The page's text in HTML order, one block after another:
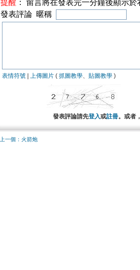
提醒 ： 留言將在發表完一分鐘後顯示
發表評論 暱稱
表情符號 上傳圖片 ( 抓圖教學、 貼圖教學 )
發表評論請先登入或註冊。或者
上一個：火箭炮